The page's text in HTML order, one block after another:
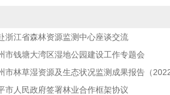
浙江省森林资源监测中心座谈交流
市钱塘大湾区湿地公园建设工作专题会
市林草湿资源及生态状况监测成果报告（
市人民政府签署林业合作框架协议